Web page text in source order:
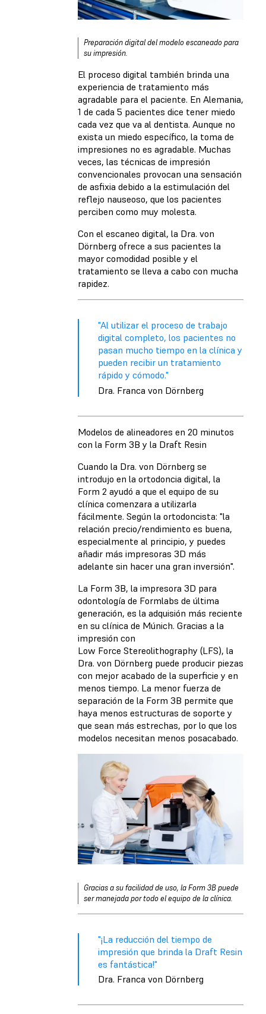
Preparación digital del modelo escaneado para
su impresión.
El proceso digital también brinda una
experiencia de tratamiento más
agradable para el paciente. En Alemania,
1 de cada 5 pacientes dice tener miedo
cada vez que va al dentista. Aunque no
exista un miedo específico, la toma de
impresiones no es agradable. Muchas
veces, las técnicas de impresión
convencionales provocan una sensación
de asfixia debido a la estimulación del
reflejo nauseoso, que los pacientes
perciben como muy molesta.
Con el escaneo digital, la Dra. von
Dörnberg ofrece a sus pacientes la
mayor comodidad posible y el
tratamiento se lleva a cabo con mucha
rapidez.
"Al utilizar el proceso de trabajo
digital completo, los pacientes no
pasan mucho tiempo en la clínica y
pueden recibir un tratamiento
rápido y cómodo."
Dra. Franca von Dörnberg
Modelos de alineadores en 20 minutos
con la Form 3B y la Draft Resin
Cuando la Dra. von Dörnberg se
introdujo en la ortodoncia digital, la
Form 2 ayudó a que el equipo de su
clínica comenzara a utilizarla
fácilmente. Según la ortodoncista: "la
relación precio/rendimiento es buena,
especialmente al principio, y puedes
añadir más impresoras 3D más
adelante sin hacer una gran inversión".
La Form 3B, la impresora 3D para
odontología de Formlabs de última
generación, es la adquisión más reciente
en su clínica de Múnich. Gracias a la
impresión con
Low Force Stereolithography (LFS), la
Dra. von Dörnberg puede producir piezas
con mejor acabado de la superficie y en
menos tiempo. La menor fuerza de
separación de la Form 3B permite que
haya menos estructuras de soporte y
que sean más estrechas, por lo que los
modelos necesitan menos posacabado.
Gracias a su facilidad de uso, la Form 3B puede
ser manejada por todo el equipo de la clínica.
"¡La reducción del tiempo de
impresión que brinda la Draft Resin
es fantástica!"
Dra. Franca von Dörnberg